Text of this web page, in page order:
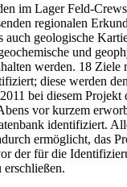
im Lager Feld-
regionalen
auch geologische
und
werden. 18 Ziele
diese werden
bei diesem Projekt
vor kurzem
identifiziert.
ermöglicht, das
der für die